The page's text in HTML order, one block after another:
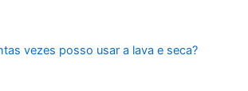
vezes posso usar a lava e seca?